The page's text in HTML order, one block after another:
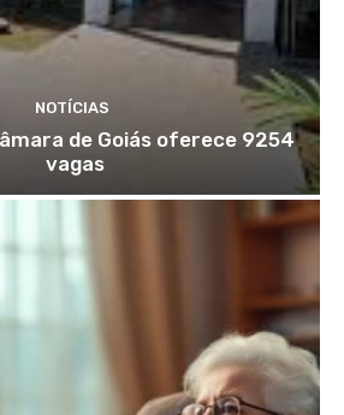
NOTÍCIAS
de Goiás oferece 9254
vagas